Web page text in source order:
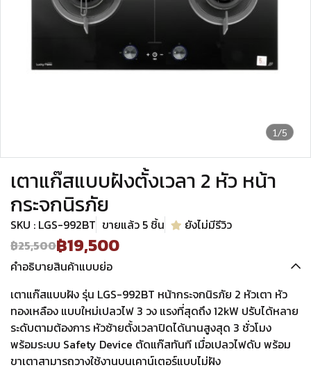
1/5
เตาแก๊สแบบฝังตั้งเวลา 2 หัว หน้า
กระจกนิรภัย
SKU : LGS-992BT ขายแล้ว 5 ชิ้น
ยังไม่มีรีวิว
฿25,500฿19,500
คำอธิบายสินค้าแบบย่อ
เตาแก๊สแบบฝัง รุ่น LGS-992BT หน้ากระจกนิรภัย 2 หัวเตา หัว
ทองเหลือง แบบใหม่เปลวไฟ 3 วง แรงที่สุดถึง 12kW ปรับได้หลาย
ระดับตามต้องการ หัวซ้ายตั้งเวลาปิดได้นานสูงสุด 3 ชั่วโมง
พร้อมระบบ Safety Device ตัดแก๊สทันที เมื่อเปลวไฟดับ พร้อม
ขาเตาสามารถวางใช้งานบนเคาน์เตอร์แบบไม่ฝัง